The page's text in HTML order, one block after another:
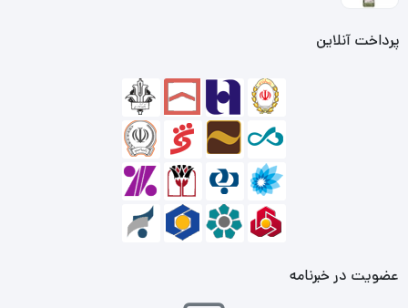
پرداخت آنلاین
عضویت در خبرنامه